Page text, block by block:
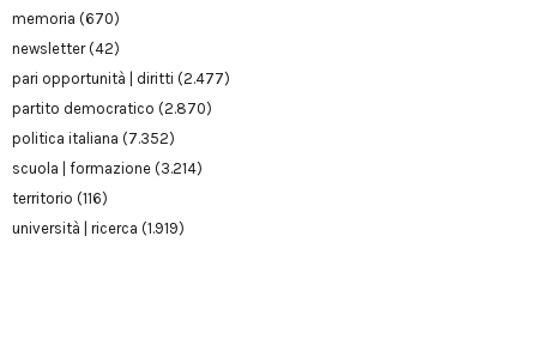
memoria (670)
newsletter(42)
pari opportunità | diritti (2.477)
partito democratico (2.870)
politica italiana (7.352)
scuola | formazione (3.214)
territorio (116)
università | ricerca (1.919)